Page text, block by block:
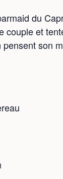
du
et
pensent son